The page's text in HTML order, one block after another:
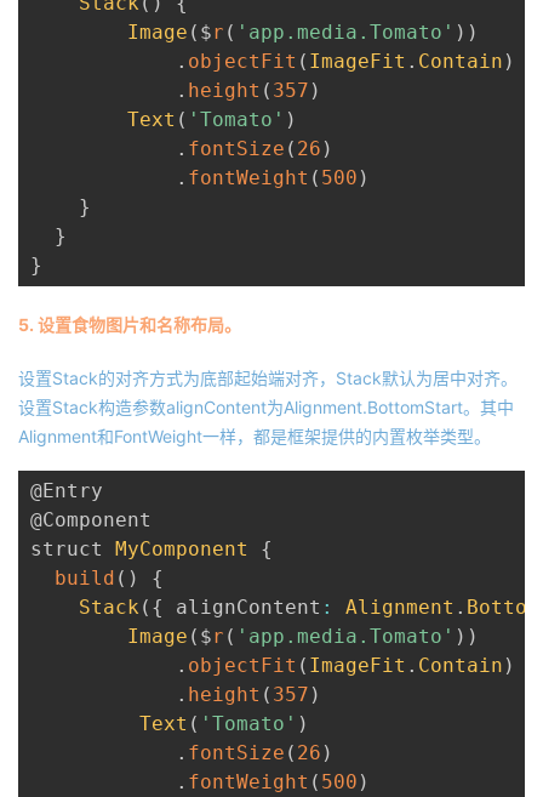
Image ( $r ( 'app.media.Tomato' ) )
. objectFit ( ImageFit . Contain )
. height ( 357 )
Text ( 'Tomato' )
. fontSize ( 26 )
. fontWeight ( 500 )
}
}
}
5. 设置食物图片和名称布局。
设置Stack的对齐方式为底部起始端对齐，Stack默认为居中对齐。
设置Stack构造参数alignContent为Alignment.BottomStart。其中
Alignment和FontWeight一样，都是框架提供的内置枚举类型。
@Entry
@Component
struct MyComponent
{
build ( )
{
Stack ( { alignContent : Alignment .
Image ( $r ( 'app.media.Tomato' ) )
. objectFit ( ImageFit . Contain )
. height ( 357 )
Text ( 'Tomato' )
. fontSize ( 26 )
. fontWeight ( 500 )